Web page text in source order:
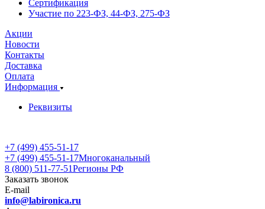
Сертификация
Участие по 223-ФЗ, 44-ФЗ, 275-ФЗ
Акции
Новости
Контакты
Доставка
Оплата
Информация
Реквизиты
+7 (499) 455-51-17
+7 (499) 455-51-17Многоканальный
8 (800) 511-77-51Регионы РФ
Заказать звонок
E-mail
info@labironica.ru